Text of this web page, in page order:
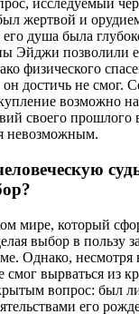
исследуемый
жертвой и
его душа была
Эйджи позволили
физического
достичь не смог.
возможно
своего прошлого
невозможным.
мире, который
выбор в пользу
Однако, несмотря
вырваться из
вопрос: был
его